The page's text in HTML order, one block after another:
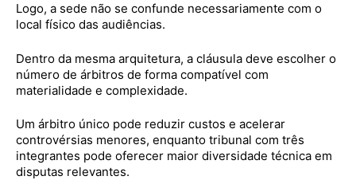
Logo, a sede não se confunde necessariamente com o
local físico das audiências.
Dentro da mesma arquitetura, a cláusula deve escolher o
número de árbitros de forma compatível com
materialidade e complexidade.
Um árbitro único pode reduzir custos e acelerar
controvérsias menores, enquanto tribunal com três
integrantes pode oferecer maior diversidade técnica em
disputas relevantes.